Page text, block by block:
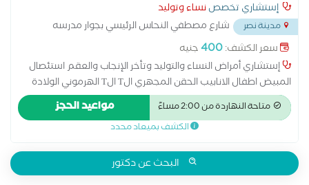
إستشاري تخصصنساء وتوليد
مدينة نصر
شارع مصطفي النحاس الرئيسي بجوار مدرسه
المنهل...
سعر الكشف:400جنيه
إستشاري أمراض النساء والتوليد وتأخر الإنجاب والعقم استئصال
المبيض اطفال الانابيب الحقن المجهري الT الT الهرموني الولادة
الطبيعية الولادة القيصرية تحليل بطانة الرحم ربط قناة فالوب رعاية
ما قبل الولادة وبعدها سونار سونار ثلاثي الابعاد سونار رباعي الابعاد
عمليات تجميل المهبل عملية استئصال الرحم بالمنظار
متاحة النهاردة من 2:00 مساءً مواعيد الحجز
الكشف بميعاد محدد
البحث عن دكتور